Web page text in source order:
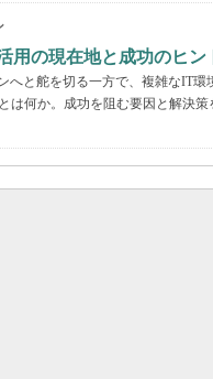
用の現在地と成功のヒン
へと舵を切る一方で、複雑なIT環
は何か。成功を阻む要因と解決